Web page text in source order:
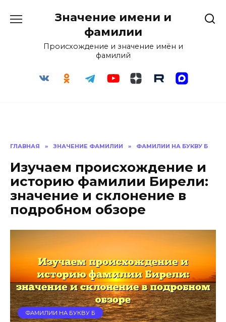
Значение имени и
фамилии
Происхождение и значение имён и
фамилий
ГЛАВНАЯ » ЗНАЧЕНИЕ ФАМИЛИИ » ФАМИЛИИ НА БУКВУ Б
Изучаем происхождение и
историю фамилии Бирели:
значение и склонение в
подробном обзоре
ФАМИЛИИ НА БУКВУ Б